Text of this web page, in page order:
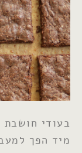
בעודי
מיד הפך